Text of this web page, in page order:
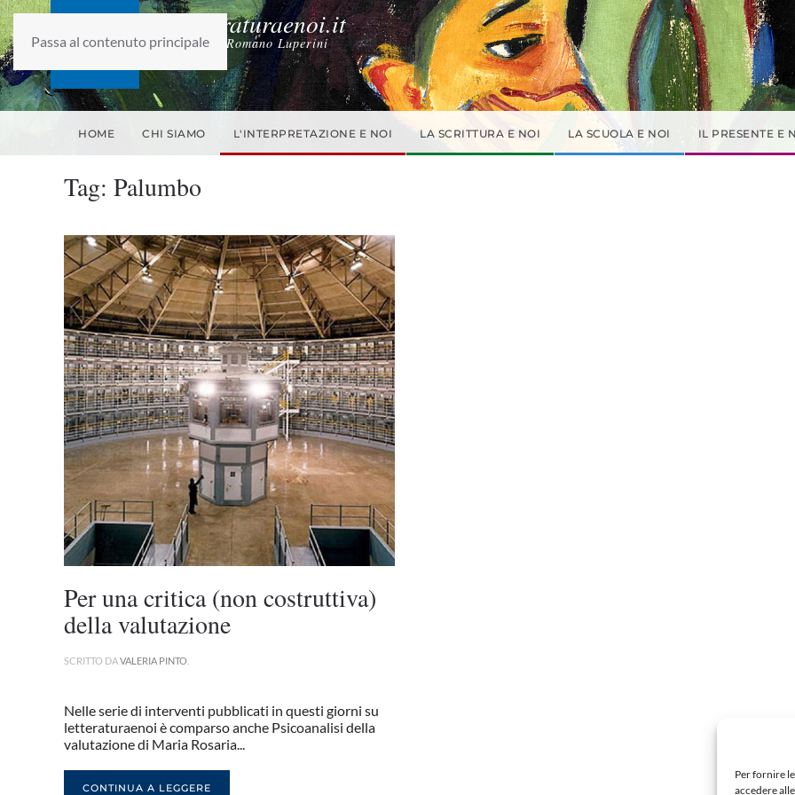
Per fornire
accedere
Passa al contenuto principale
laletteraturaenoi.it
fondato da Romano Luperini
HOME CHI SIAMO L'INTERPRETAZIONE E NOI LA SCRITTURA E NOI LA SCUOLA E NOI IL PRESENTE E
Tag: Palumbo
Per una critica (non costruttiva)
della valutazione
SCRITTO DAVALERIA PINTO
Nelle serie di interventi pubblicati in questi giorni su
letteraturaenoi è comparso anche Psicoanalisi della
valutazione di Maria Rosaria...
CONTINUA A LEGGERE